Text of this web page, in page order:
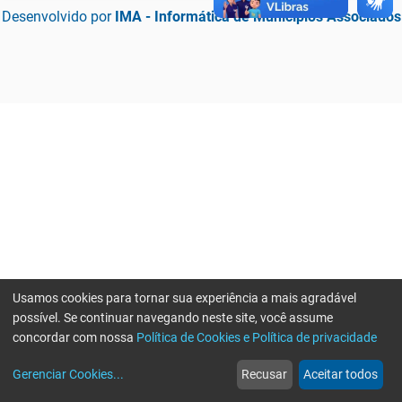
Desenvolvido por IMA - Informática de Municípios Associados
web
Notícias
more_horiz
Mais
Usamos cookies para tornar sua experiência a mais agradável
possível. Se continuar navegando neste site, você assume
concordar com nossa Política de Cookies e Política de privacidade
Gerenciar Cookies... Recusar Aceitar todos
Erro ao enviar informações, por favor tente novamente